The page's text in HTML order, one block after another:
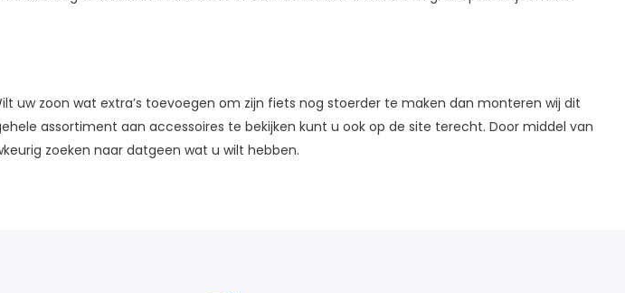
uw zoon wat extra’s toevoegen om zijn fiets nog stoerder te maken dan monteren wij dit
assortiment aan accessoires te bekijken kunt u ook op de site terecht. Door middel van
zoeken naar datgeen wat u wilt hebben.